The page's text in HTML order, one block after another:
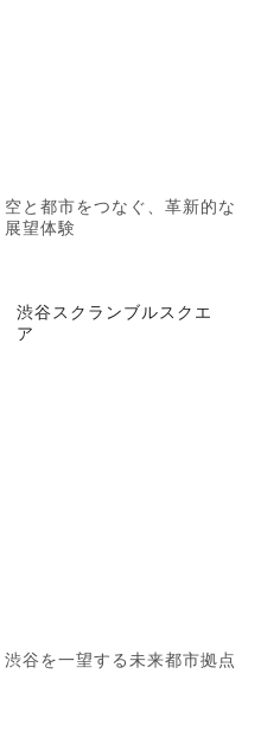
空と都市をつなぐ、革新的な
展望体験
渋谷スクランブルスクエ
ア
渋谷を一望する未来都市拠点